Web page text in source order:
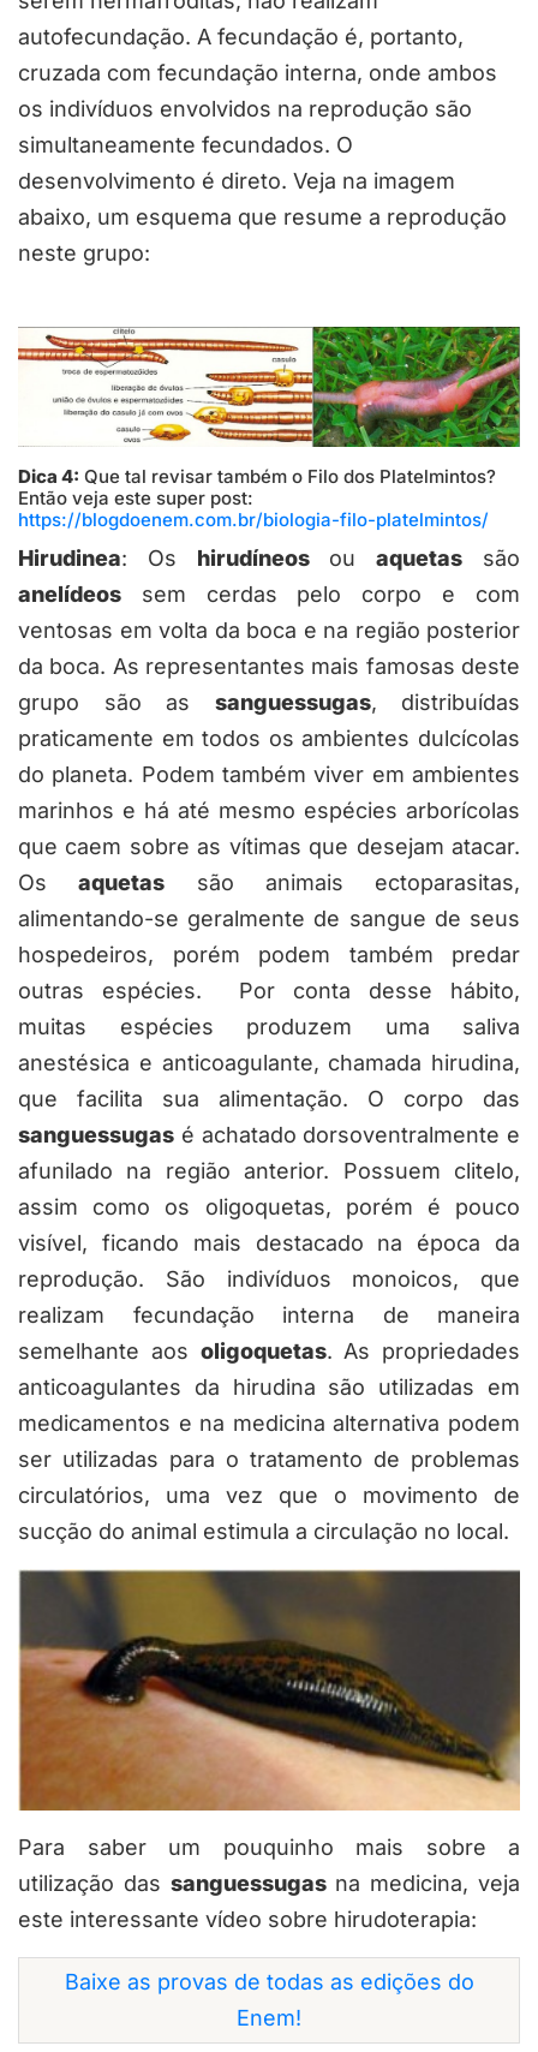
autofecundação. A fecundação é, portanto,
cruzada com fecundação interna, onde ambos
os indivíduos envolvidos na reprodução são
simultaneamente fecundados. O
desenvolvimento é direto. Veja na imagem
abaixo, um esquema que resume a reprodução
neste grupo:
Dica 4: Que tal revisar também o Filo dos Platelmintos?
Então veja este super post:
https://blogdoenem.com.br/biologia-filo-platelmintos/
Hirudinea: Os hirudíneosouaquetas são
anelídeos sem cerdas pelo corpo e com
ventosas em volta da boca e na região posterior
da boca. As representantes mais famosas deste
grupo são as sanguessugas, distribuídas
praticamente em todos os ambientes dulcícolas
do planeta. Podem também viver em ambientes
marinhos e há até mesmo espécies arborícolas
que caem sobre as vítimas que desejam atacar.
Osaquetas são animais ectoparasitas,
alimentando-se geralmente de sangue de seus
hospedeiros, porém podem também predar
outras espécies. Por conta desse hábito,
muitas espécies produzem uma saliva
anestésica e anticoagulante, chamada hirudina,
que facilita sua alimentação. O corpo das
sanguessugas é achatado dorsoventralmente e
afunilado na região anterior. Possuem clitelo,
assim como os oligoquetas, porém é pouco
visível, ficando mais destacado na época da
reprodução. São indivíduos monoicos, que
realizam fecundação interna de maneira
semelhante aos oligoquetas. As propriedades
anticoagulantes da hirudina são utilizadas em
medicamentos e na medicina alternativa podem
ser utilizadas para o tratamento de problemas
circulatórios, uma vez que o movimento de
sucção do animal estimula a circulação no local.
Para saber um pouquinho mais sobre a
utilização das sanguessugasna medicina, veja
este interessante vídeo sobre hirudoterapia:
Baixe as provas de todas as edições do
Enem!